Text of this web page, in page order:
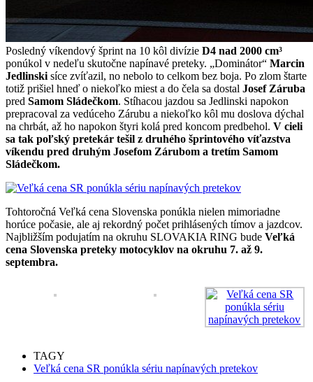
Posledný víkendový šprint na 10 kôl divízie D4 nad 2000 cm³
ponúkol v nedeľu skutočne napínavé preteky. „Dominátor“ Marcin
Jedlinski síce zvíťazil, no nebolo to celkom bez boja. Po zlom štarte
totiž prišiel hneď o niekoľko miest a do čela sa dostal Josef Záruba
pred Samom Sládečkom. Stíhacou jazdou sa Jedlinski napokon
prepracoval za vedúceho Zárubu a niekoľko kôl mu doslova dýchal
na chrbát, až ho napokon štyri kolá pred koncom predbehol. V cieli
sa tak poľský pretekár tešil z druhého šprintového víťazstva
víkendu pred druhým Josefom Zárubom a tretím Samom
Sládečkom.
Tohtoročná Veľká cena Slovenska ponúkla nielen mimoriadne
horúce počasie, ale aj rekordný počet prihlásených tímov a jazdcov.
Najbližším podujatím na okruhu SLOVAKIA RING bude Veľká
cena Slovenska preteky motocyklov na okruhu 7. až 9.
septembra.
TAGY
Veľká cena SR ponúkla sériu napínavých pretekov